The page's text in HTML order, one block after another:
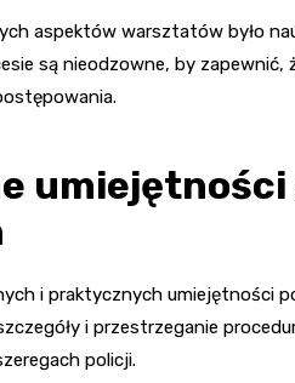
aspektów warsztatów było
są nieodzowne, by
umiejętności
i praktycznych umiejętności
i przestrzeganie
policji.